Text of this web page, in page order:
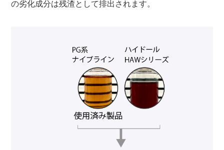
の劣化成分は残渣として排出されます。